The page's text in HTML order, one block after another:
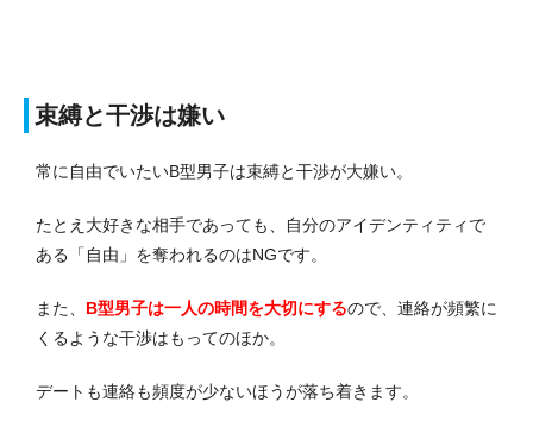
束縛と干渉は嫌い
常に自由でいたいB型男子は束縛と干渉が大嫌い。
たとえ大好きな相手であっても、自分のアイデンティティで
ある「自由」を奪われるのはNGです。
また、 B型男子は一人の時間を大切にするので、連絡が頻繁に
くるような干渉はもってのほか。
デートも連絡も頻度が少ないほうが落ち着きます。